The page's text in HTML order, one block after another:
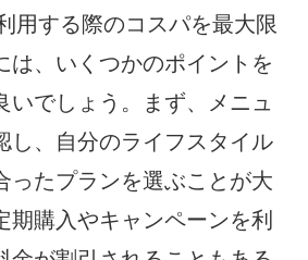
用する際のコスパを最大限
は、いくつかのポイントを
いでしょう。まず、メニュ
し、自分のライフスタイル
ったプランを選ぶことが大
期購入やキャンペーンを利